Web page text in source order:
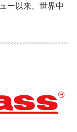
ー以来、世界中